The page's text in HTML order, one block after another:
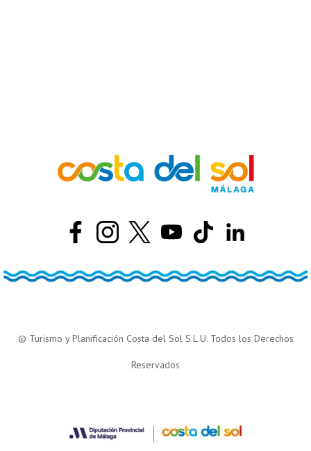
© Turismo y Planificación Costa del Sol S.L.U. Todos los Derechos
Reservados